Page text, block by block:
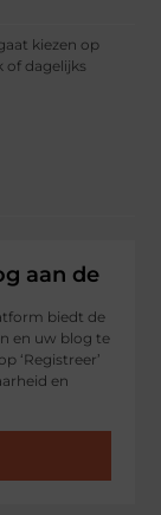
kiezen op
of dagelijks
aan de
biedt de
en uw blog te
‘Registreer’
en